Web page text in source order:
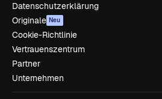
Datenschutzerklärung
Originale Neu
Cookie-Richtlinie
Vertrauenszentrum
Partner
Unternehmen